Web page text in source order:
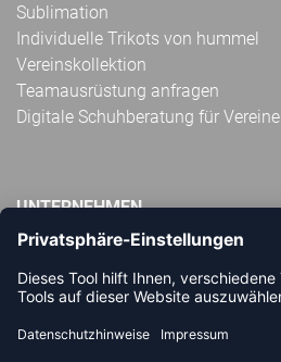
Sublimation
Individuelle Trikots von hummel
Vereinskollektion
Teamausrüstung anfragen
Digitale Schuhberatung für Vereine
UNTERNEHMEN
Impressum
AGB
Widerrufsbelehrung